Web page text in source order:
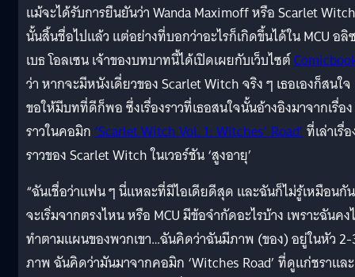
แม้จะได้รับการยืนยันว่า Wanda Maximoff หรือ Scarlet Witch
นั้นสิ้นชื่อไปแล้ว แต่อย่างที่บอกว่าอะไรก็เกิดขึ้นได้ใน MCU อลิ
เบธ โอลเซน เจ้าของบทบาทนี้ได้เปิดเผยกับเว็บไซต์
ว่า หากจะมีหนังเดี่ยวของ Scarlet Witch จริง ๆ เธอเองก็สนใจ
ขอให้มีบทที่ดีก็พอ ซึ่งเรื่องราวที่เธอสนใจนั้นอ้างอิงมาจากเรื่อง
ราวในคอมิก‘Scarlet Witch Vol. 1: Witches’ Road’ที่เล่าเรื่
ราวของ Scarlet Witch ในเวอร์ชัน ‘สูงอายุ’
“ฉันเชื่อว่าแฟน ๆ นี่แหละที่มีไอเดียดีสุด และฉันก็ไม่รู้เหมือนกั
จะเริ่มจากตรงไหน หรือ MCU มีข้อจำกัดอะไรบ้าง เพราะฉันคง
ทำตามแผนของพวกเขา…ฉันคิดว่าฉันมีภาพ (ของ) อยู่ในหัว
ภาพ ฉันคิดว่ามันมาจากคอมิก ‘Witches Road’ ที่ดูแก่ชราและ